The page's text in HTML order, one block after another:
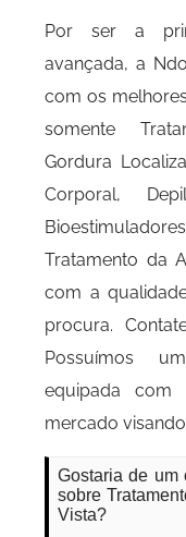
Por ser a
avançada, a
com os
somente
Gordura
Corporal,
Tratamento da
com a
procura.
Possuímos
equipada com
mercado
Gostaria de um
sobre
Vista?